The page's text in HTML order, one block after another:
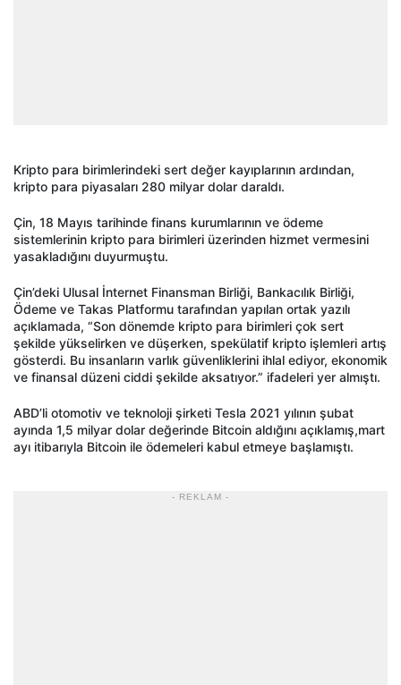
Kripto para birimlerindeki sert değer kayıplarının ardından,
kripto para piyasaları 280 milyar dolar daraldı.
Çin, 18 Mayıs tarihinde finans kurumlarının ve ödeme
sistemlerinin kripto para birimleri üzerinden hizmet vermesini
yasakladığını duyurmuştu.
Çin’deki Ulusal İnternet Finansman Birliği, Bankacılık Birliği,
Ödeme ve Takas Platformu tarafından yapılan ortak yazılı
açıklamada, “Son dönemde kripto para birimleri çok sert
şekilde yükselirken ve düşerken, spekülatif kripto işlemleri artış
gösterdi. Bu insanların varlık güvenliklerini ihlal ediyor, ekonomik
ve finansal düzeni ciddi şekilde aksatıyor.” ifadeleri yer almıştı.
ABD’li otomotiv ve teknoloji şirketi Tesla 2021 yılının şubat
ayında 1,5 milyar dolar değerinde Bitcoin aldığını açıklamış,mart
ayı itibarıyla Bitcoin ile ödemeleri kabul etmeye başlamıştı.
- REKLAM -